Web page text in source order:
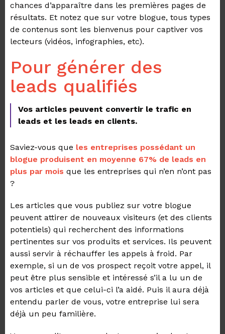
chances d’apparaître dans les premières pages de
résultats. Et notez que sur votre blogue, tous types
de contenus sont les bienvenus pour captiver vos
lecteurs (vidéos, infographies, etc).
Pour générer des
leads qualifiés
Vos articles peuvent convertir le trafic en
leads et les leads en clients.
Saviez-vous que les entreprises possédant un
blogue produisent en moyenne 67% de leads en
plus par mois que les entreprises qui n’en n’ont pas
?
Les articles que vous publiez sur votre blogue
peuvent attirer de nouveaux visiteurs (et des clients
potentiels) qui recherchent des informations
pertinentes sur vos produits et services. Ils peuvent
aussi servir à réchauffer les appels à froid. Par
exemple, si un de vos prospect reçoit votre appel, il
peut être plus sensible et intéressé s’il a lu un de
vos articles et que celui-ci l’a aidé. Puis il aura déjà
entendu parler de vous, votre entreprise lui sera
déjà un peu familière.